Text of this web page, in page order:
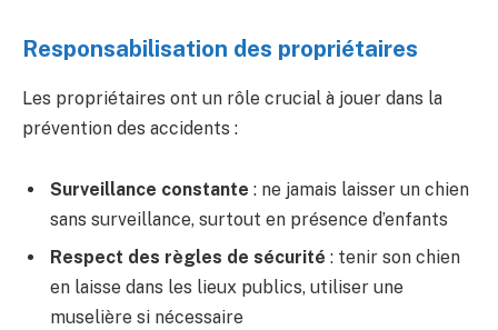
Responsabilisation des propriétaires
Les propriétaires ont un rôle crucial à jouer dans la
prévention des accidents :
Surveillance constante : ne jamais laisser un chien
sans surveillance, surtout en présence d’enfants
Respect des règles de sécurité : tenir son chien
en laisse dans les lieux publics, utiliser une
muselière si nécessaire